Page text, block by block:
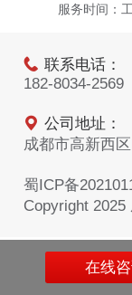
服务时间：
联系电话：
182-8034-2569
公司地址：
成都市高新西
蜀ICP备
Copyright 2025
在线